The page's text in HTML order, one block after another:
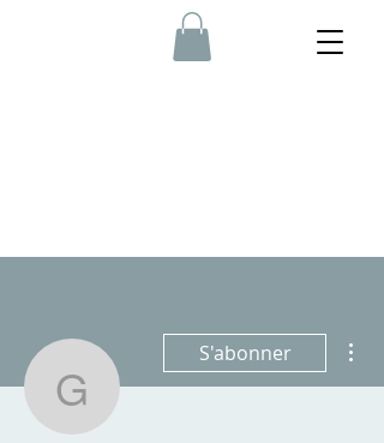
greetvanrhienen
S'abonner